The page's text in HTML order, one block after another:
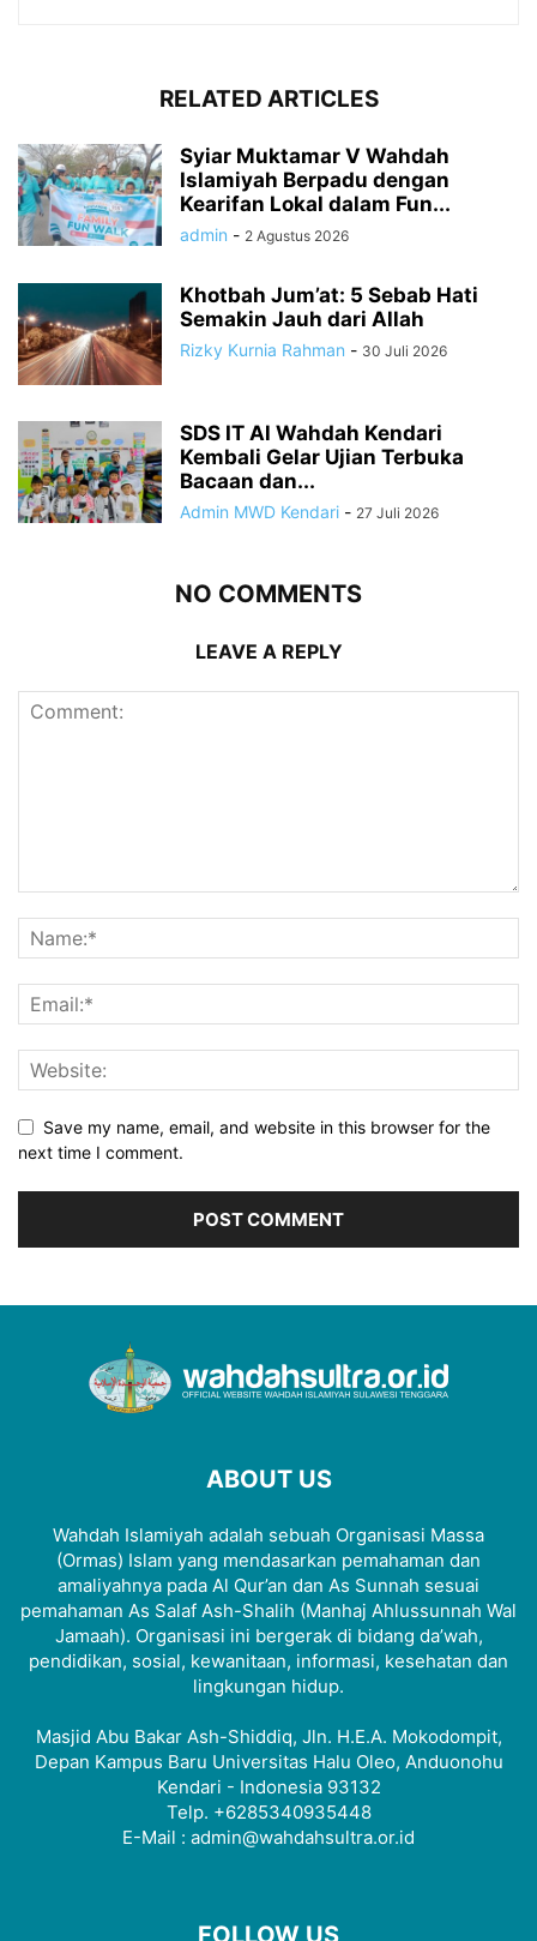
RELATED ARTICLES
Syiar Muktamar V Wahdah
Islamiyah Berpadu dengan
Kearifan Lokal dalam Fun...
admin - 2 Agustus 2026
Khotbah Jum’at: 5 Sebab Hati
Semakin Jauh dari Allah
Rizky Kurnia Rahman - 30 Juli 2026
SDS IT Al Wahdah Kendari
Kembali Gelar Ujian Terbuka
Bacaan dan...
Admin MWD Kendari - 27 Juli 2026
NO COMMENTS
LEAVE A REPLY
Save my name, email, and website in this browser for the
next time I comment.
ABOUT US
Wahdah Islamiyah adalah sebuah Organisasi Massa
(Ormas) Islam yang mendasarkan pemahaman dan
amaliyahnya pada Al Qur’an dan As Sunnah sesuai
pemahaman As Salaf Ash-Shalih (Manhaj Ahlussunnah Wal
Jamaah). Organisasi ini bergerak di bidang da’wah,
pendidikan, sosial, kewanitaan, informasi, kesehatan dan
lingkungan hidup.
Masjid Abu Bakar Ash-Shiddiq, Jln. H.E.A. Mokodompit,
Depan Kampus Baru Universitas Halu Oleo, Anduonohu
Kendari - Indonesia 93132
Telp. +6285340935448
E-Mail : admin@wahdahsultra.or.id
FOLLOW US